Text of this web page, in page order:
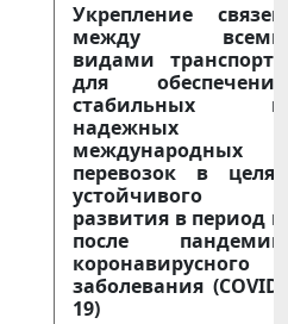
Укрепление связей
между всеми
видами транспорта
для обеспечения
стабильных и
надежных
международных
перевозок в целях
устойчивого
развития в период и
после пандемии
коронавирусного
заболевания (COVID-
19)